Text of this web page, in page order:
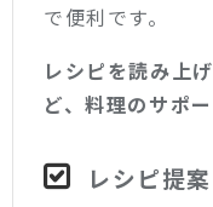
で便利です。
レシピを読み上
ど、料理のサポ
レシピ提